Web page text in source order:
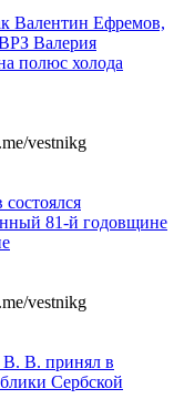
Валентин Ефремов,
Валерия
полюс холода
vestnikg
81-й годовщине
vestnikg
В. принял в
Сербской